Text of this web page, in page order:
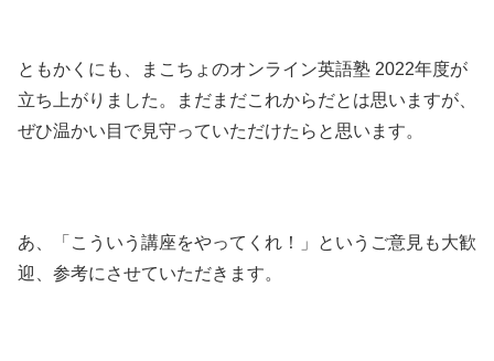
ともかくにも、まこちょのオンライン英語塾 2022年度が
立ち上がりました。まだまだこれからだとは思いますが、
ぜひ温かい目で見守っていただけたらと思います。
あ、「こういう講座をやってくれ！」というご意見も大歓
迎、参考にさせていただきます。